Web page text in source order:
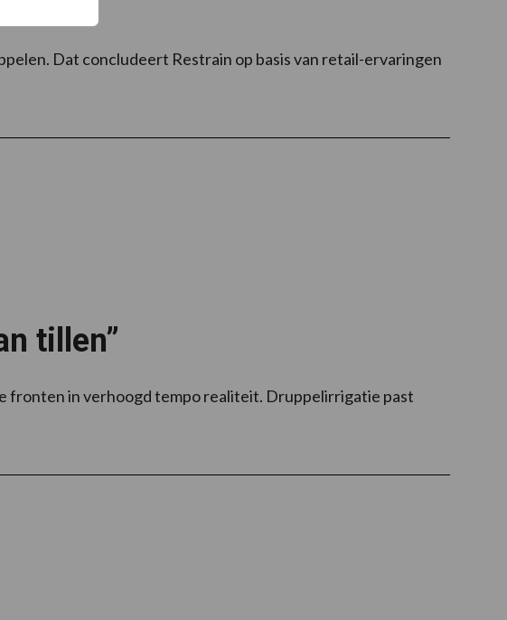
Dat concludeert Restrain op basis van retail-ervaringen
tillen”
fronten in verhoogd tempo realiteit. Druppelirrigatie past